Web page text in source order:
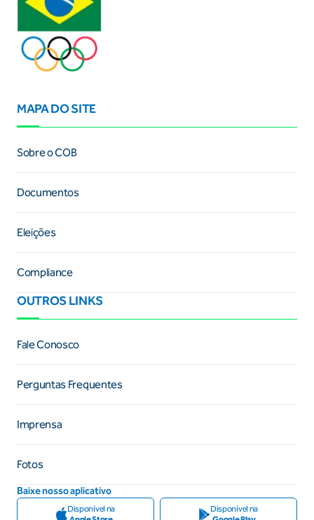
MAPA DO SITE
Sobre o COB
Documentos
Eleições
Compliance
OUTROS LINKS
Fale Conosco
Perguntas Frequentes
Imprensa
Fotos
Baixe nosso aplicativo
Disponível na
Disponível na